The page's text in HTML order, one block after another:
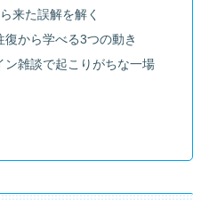
来た誤解を解く
から学べる3つの動き
ン雑談で起こりがちな一場